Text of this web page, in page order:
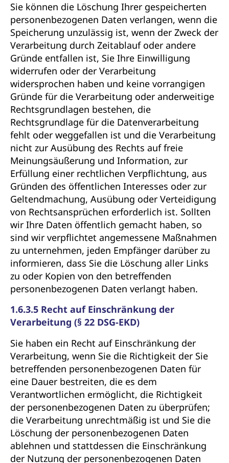
Sie können die Löschung Ihrer gespeicherten
personenbezogenen Daten verlangen, wenn die
Speicherung unzulässig ist, wenn der Zweck der
Verarbeitung durch Zeitablauf oder andere
Gründe entfallen ist, Sie Ihre Einwilligung
widerrufen oder der Verarbeitung
widersprochen haben und keine vorrangigen
Gründe für die Verarbeitung oder anderweitige
Rechtsgrundlagen bestehen, die
Rechtsgrundlage für die Datenverarbeitung
fehlt oder weggefallen ist und die Verarbeitung
nicht zur Ausübung des Rechts auf freie
Meinungsäußerung und Information, zur
Erfüllung einer rechtlichen Verpflichtung, aus
Gründen des öffentlichen Interesses oder zur
Geltendmachung, Ausübung oder Verteidigung
von Rechtsansprüchen erforderlich ist. Sollten
wir Ihre Daten öffentlich gemacht haben, so
sind wir verpflichtet angemessene Maßnahmen
zu unternehmen, jeden Empfänger darüber zu
informieren, dass Sie die Löschung aller Links
zu oder Kopien von den betreffenden
personenbezogenen Daten verlangt haben.
1.6.3.5 Recht auf Einschränkung der
Verarbeitung (§ 22 DSG-EKD)
Sie haben ein Recht auf Einschränkung der
Verarbeitung, wenn Sie die Richtigkeit der Sie
betreffenden personenbezogenen Daten für
eine Dauer bestreiten, die es dem
Verantwortlichen ermöglicht, die Richtigkeit
der personenbezogenen Daten zu überprüfen;
die Verarbeitung unrechtmäßig ist und Sie die
Löschung der personenbezogenen Daten
ablehnen und stattdessen die Einschränkung
der Nutzung der personenbezogenen Daten